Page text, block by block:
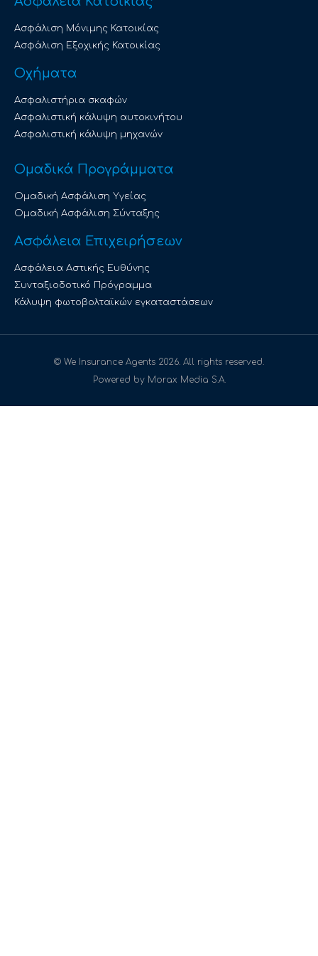
Ασφάλιση Μόνιμης Κατοικίας
Ασφάλιση Εξοχικής Κατοικίας
Οχήματα
Ασφαλιστήρια σκαφών
Ασφαλιστική κάλυψη αυτοκινήτου
Ασφαλιστική κάλυψη μηχανών
Ομαδικά Προγράμματα
Ομαδική Ασφάλιση Υγείας
Ομαδική Ασφάλιση Σύνταξης
Ασφάλεια Επιχειρήσεων
Ασφάλεια Αστικής Ευθύνης
Συνταξιοδοτικό Πρόγραμμα
Κάλυψη φωτοβολταϊκών εγκαταστάσεων
© We Insurance Agents 2026. All rights reserved.
Powered by Morax Media S.A.